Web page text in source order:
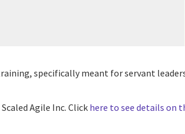
specifically meant for servant
Agile Inc. Click here to see details on